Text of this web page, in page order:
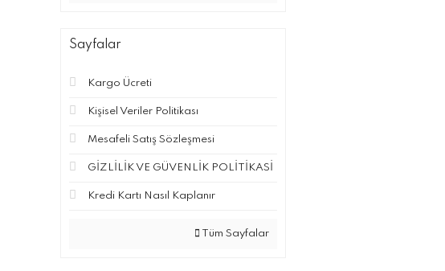
Sayfalar
Kargo Ücreti
Kişisel Veriler Politikası
Mesafeli Satış Sözleşmesi
GİZLİLİK VE GÜVENLİK POLİTİKASİ
Kredi Kartı Nasıl Kaplanır
Tüm Sayfalar